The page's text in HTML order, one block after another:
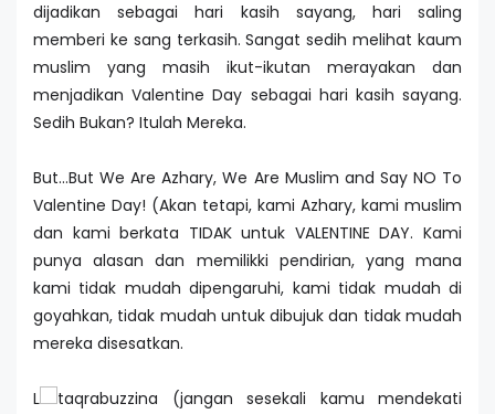
dijadikan sebagai hari kasih sayang, hari saling
memberi ke sang terkasih. Sangat sedih melihat kaum
muslim yang masih ikut-ikutan merayakan dan
menjadikan Valentine Day sebagai hari kasih sayang.
Sedih Bukan? Itulah Mereka.
But…But We Are Azhary, We Are Muslim and Say NO To
Valentine Day! (Akan tetapi, kami Azhary, kami muslim
dan kami berkata TIDAK untuk VALENTINE DAY. Kami
punya alasan dan memilikki pendirian, yang mana
kami tidak mudah dipengaruhi, kami tidak mudah di
goyahkan, tidak mudah untuk dibujuk dan tidak mudah
mereka disesatkan.
L
taqrabuzzina (jangan sesekali kamu mendekati